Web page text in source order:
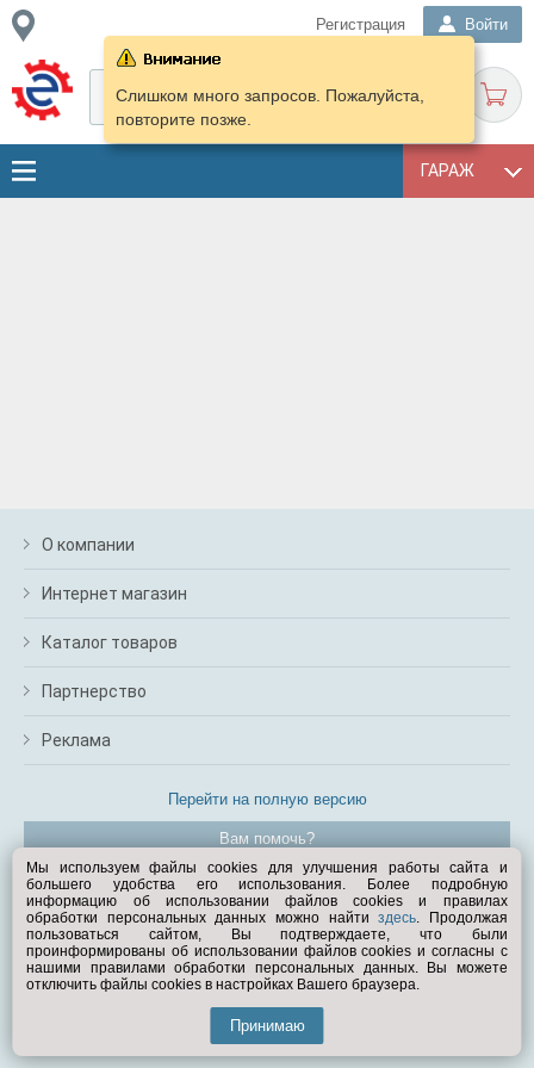
Регистрация Войти
ГАРАЖ
Слишком много запросов. Пожалуйста,
повторите позже.
О компании
Интернет магазин
Каталог товаров
Партнерство
Реклама
Перейти на полную версию
Вам помочь?
© Exist.ru 1998—2026
Мы используем файлы cookies для улучшения работы сайта и
большего удобства его использования. Более подробную
информацию об использовании файлов cookies и правилах
обработки персональных данных можно найтиздесь. Продолжая
пользоваться сайтом, Вы подтверждаете, что были
проинформированы об использовании файлов cookies и согласны с
нашими правилами обработки персональных данных. Вы можете
отключить файлы cookies в настройках Вашего браузера.
Принимаю